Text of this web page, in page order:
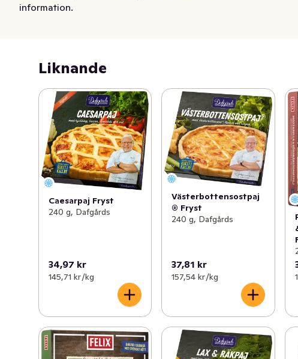
information.
Liknande
Caesarpaj Fryst
240 g, Dafgårds
34,97 kr
145,71 kr /kg
Västerbottensostpaj
® Fryst
240 g, Dafgårds
37,81 kr
157,54 kr /kg